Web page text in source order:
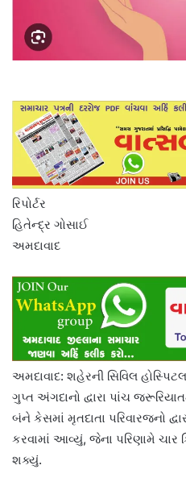
રિપોર્ટર
હિતેન્દ્ર ગોસાઈ
અમદાવાદ
અમદાવાદ: શહેરની સિવિલ
ગુપ્ત અંગદાનો દ્વારા પાંચ
બંને કેસમાં મૃતદાતા પરિવારજનો
કરવામાં આવ્યું, જેના પરિણામે
શક્યું.